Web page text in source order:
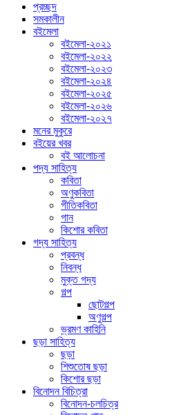
প্রচ্ছদ
সমকালীন
বইমেলা
বইমেলা-২০২১
বইমেলা-২০২২
বইমেলা-২০২৩
বইমেলা-২০২৪
বইমেলা-২০২৫
বইমেলা-২০২৬
বইমেলা-২০২৭
মনের মুকুরে
বইয়ের খবর
বই আলোচনা
পদ্য সাহিত্য
কবিতা
অণুকবিতা
গীতিকবিতা
গান
কিশোর কবিতা
গদ্য সাহিত্য
প্রবন্ধ
নিবন্ধ
মুক্ত গদ্য
গল্প
ছোটগল্প
অণুগল্প
ভ্রমণ কাহিনি
ছড়া সাহিত্য
ছড়া
শিশুতোষ ছড়া
কিশোর ছড়া
বিনোদন বিচিত্রা
বিনোদন-চলচিত্র